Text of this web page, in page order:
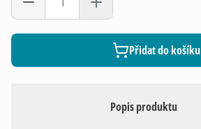
Popis produktu
Přidat do košíku